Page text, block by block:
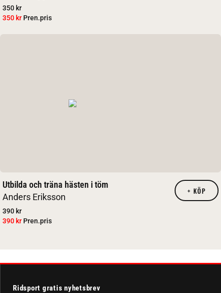
350 kr
350 kr Pren.pris
Utbilda och träna hästen i töm
Anders Eriksson
390 kr
390 kr Pren.pris
+ KÖP
Ridsport gratis nyhetsbrev